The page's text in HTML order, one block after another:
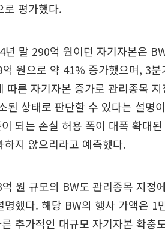
로 평가했다.
년 말 290억 원이던 자기자본은
원으로 약 41% 증가했으며, 3
따른 자기자본 증가로 관리종목
된 상태로 판단할 수 있다는 설명
되는 손실 허용 폭이 대폭 확대
지 않으리라고 예측했다.
원 규모의 BW도 관리종목 지정
명했다. 해당 BW의 행사 가액은
추가적인 대규모 자기자본 확충